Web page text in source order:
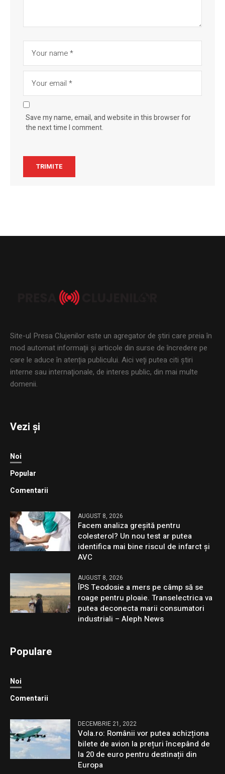
Save my name, email, and website in this browser for
the next time I comment.
Site-ul Presa Clujenilor este un agregator de ştiri care preia în
mod automat informaţii şi articole din surse de încredere pe
care le aduce în atenţia publicului. Aici veţi putea citi ştiri
interne sau internaţionale, de interes public, din mai multe
domenii.
Vezi și
Noi
Popular
Comentarii
AUGUST 8, 2026
Facem analiza greșită pentru
colesterol? Un nou test ar putea
identifica mai bine riscul de infarct și
AVC
AUGUST 8, 2026
ÎPS Teodosie a mers pe câmp să se
roage pentru ploaie. Transelectrica va
putea deconecta marii consumatori
industriali – Aleph News
Populare
Noi
Comentarii
DECEMBRIE 21, 2022
Vola.ro: Românii vor putea achizționa
bilete de avion la prețuri începând de
la 20 de euro pentru destinații din
Europa